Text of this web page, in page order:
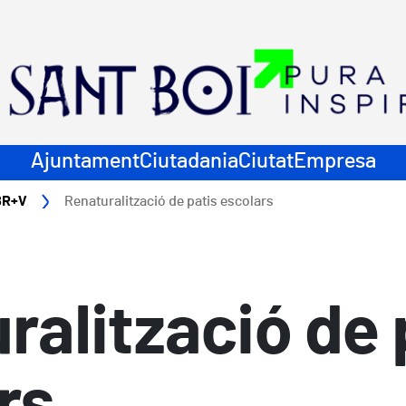
principal
AjuntamentCiutadaniaCiutatEmpresa
Renaturalització de patis escolars
de